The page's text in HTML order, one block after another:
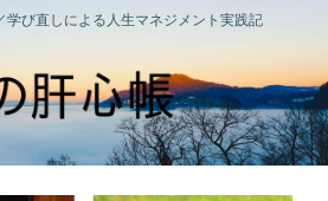
学び直しによる人生マネジメント実践記